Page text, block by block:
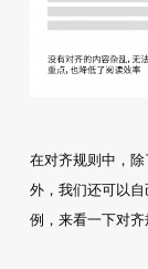
在对齐规则中，
外，我们还可以
例，来看一下对齐